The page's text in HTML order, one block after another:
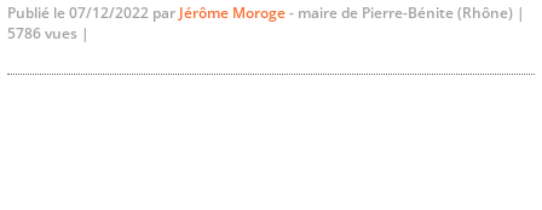
Publié le 07/12/2022 parJérôme Moroge- maire de Pierre-Bénite (Rhône) |
5786 vues |